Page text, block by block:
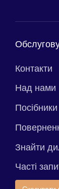
Контакти
Над нами
Посібники
Знайти
Часті